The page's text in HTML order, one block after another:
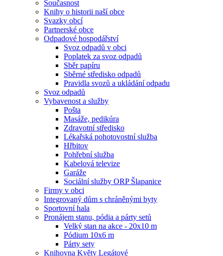
Současnost
Knihy o historii naší obce
Svazky obcí
Partnerské obce
Odpadové hospodářství
Svoz odpadů v obci
Poplatek za svoz odpadů
Sběr papíru
Sběrné středisko odpadů
Pravidla svozů a ukládání odpadu
Svoz odpadů
Vybavenost a služby
Pošta
Masáže, pedikúra
Zdravotní středisko
Lékařská pohotovostní služba
Hřbitov
Pohřební služba
Kabelová televize
Garáže
Sociální služby ORP Šlapanice
Firmy v obci
Integrovaný dům s chráněnými byty
Sportovní hala
Pronájem stanu, pódia a párty setů
Velký stan na akce - 20x10 m
Pódium 10x6 m
Párty sety
Knihovna Květy Legátové